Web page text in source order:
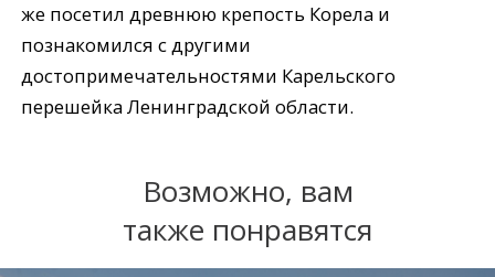
же посетил древнюю крепость Корела и
познакомился с другими
достопримечательностями Карельского
перешейка Ленинградской области.
Возможно, вам
также понравятся